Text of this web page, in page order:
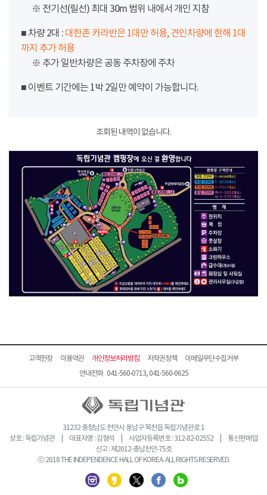
※ 전기선(릴선) 최대 30m 범위 내에서 개인 지참
■ 차량 2대 : 대한존 카라반은 1대만 허용, 견인차량에 한해 1대
까지 추가 허용
※ 추가 일반차량은 공동 주차장에 주차
■ 이벤트 기간에는 1박 2일만 예약이 가능합니다.
조회된 내역이 없습니다.
고객헌장 이용약관 개인정보처리방침 저작권정책
이메일무단수집거부
안내전화 041-560-0713, 041-560-0625
31232 충청남도 천안시 동남구 목천읍 독립기념관로 1
상호 : 독립기념관 | 대표자명 : 김형석 | 사업자등록번호 : 312-82-02552 | 통신판매업
신고 : 제2012-충남천안-75호
ⓒ 2018 THE INDEPENDENCE HALL OF KOREA. ALL RIGHTS RESERVED.